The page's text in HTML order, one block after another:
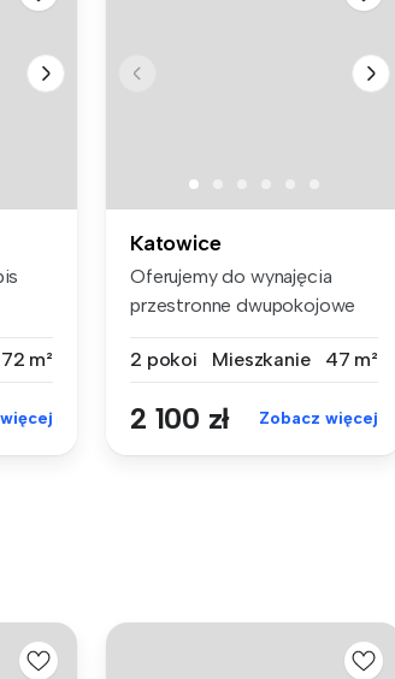
72 m²
Katowice
Oferujemy do wynajęcia
przestronne dwupokojowe
2 pokoi
Mieszkanie 47 m²
2 100 zł Zobacz więcej